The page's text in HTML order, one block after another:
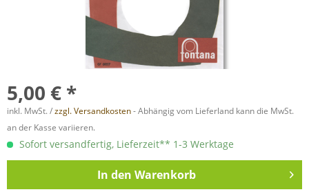
5,00 € *
inkl. MwSt. /zzgl. Versandkosten- Abhängig vom Lieferland kann die MwSt.
an der Kasse variieren.
Sofort versandfertig, Lieferzeit** 1-3 Werktage
In den Warenkorb